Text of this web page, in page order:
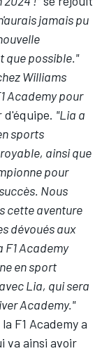
jamais pu
que possible."
Williams
Academy pour
"Lia a
sports
ainsi que
pour
Nous
cette aventure
dévoués aux
F1 Academy
en sport
Lia, qui sera
Academy."
F1 Academy a
va ainsi avoir